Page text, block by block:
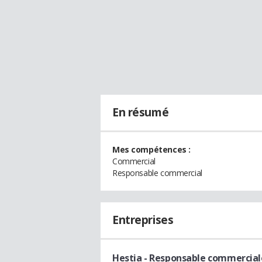
En résumé
Mes compétences :
Commercial
Responsable commercial
Entreprises
Hestia - Responsable